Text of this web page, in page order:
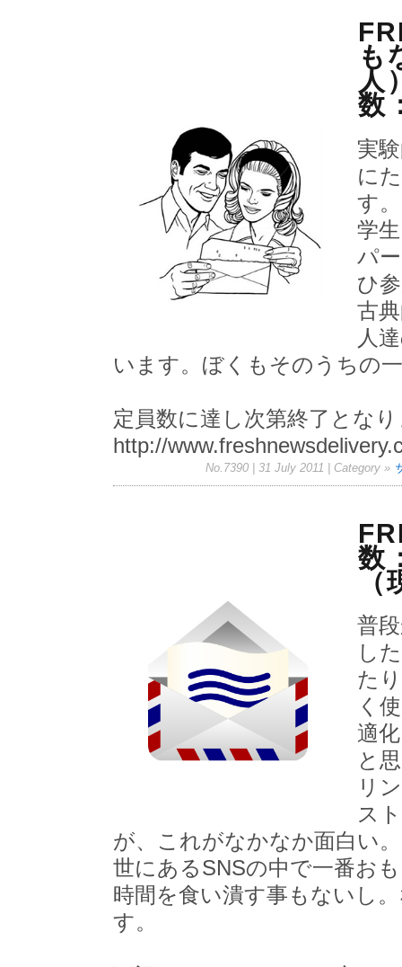
も
人
数
実
に
す
学
パ
ひ
古
人
います。ぼくもそのうちの
定員数に達し次第終了とな
http://
No.7390 | 31 July 2011 | Category »
数
普
し
た
く
適
と
リ
ス
が、これがなかなか面白い
世にあるSNSの中で一番お
時間を食い潰す事もないし
す。